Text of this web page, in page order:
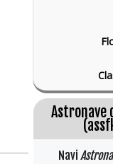
Astronave
Navi